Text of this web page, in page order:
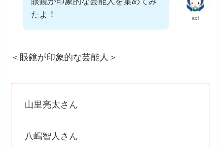
aoi
たよ！
＜眼鏡が印象的な芸能人＞
山里亮太さん
八嶋智人さん